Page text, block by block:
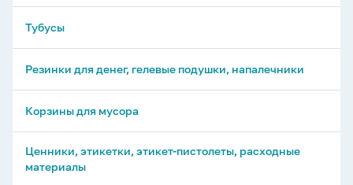
Тубусы
Резинки для денег, гелевые подушки, напалечники
Корзины для мусора
Ценники, этикетки, этикет-пистолеты, расходные
материалы